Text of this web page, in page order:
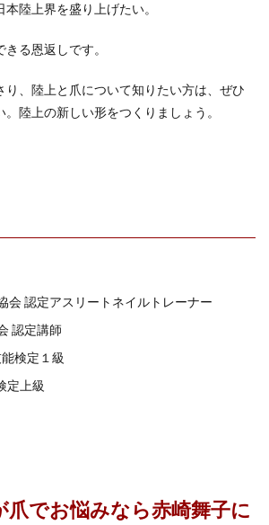
陸上界を盛り上げたい。
る恩返しです。
り、陸上と爪について知りたい方は、ぜひ
陸上の新しい形をつくりましょう。
会 認定アスリートネイルトレーナー
認定講師
検定１級
定上級
爪でお悩みなら赤崎舞子に